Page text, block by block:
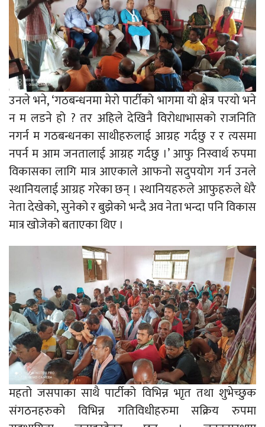
उनले भने, ‘गठबन्धनमा मेरो पार्टीको भागमा यो क्षेत्र परयो भने
न म लडने हो ? तर अहिले देखिनै विरोधाभासको राजनिति
नगर्न म गठबन्धनका साथीहरुलाई आग्रह गर्दछु र र त्यसमा
नपर्न म आम जनतालाई आग्रह गर्दछु ।’ आफु निस्वार्थ रुपमा
विकासका लागि मात्र आएकाले आफनो सदुपयोग गर्न उनले
स्थानियलाई आग्रह गरेका छन् । स्थानियहरुले आफुहरुले धेरै
नेता देखेको, सुनेको र बुझेको भन्दै अव नेता भन्दा पनि विकास
मात्र खोजेको बताएका थिए ।
महतो जसपाका साथै पार्टीको विभिन्न भाृत तथा शुभेच्छुक
संगठनहरुको विभिन्न गतिविधीहरुमा सक्रिय रुपमा